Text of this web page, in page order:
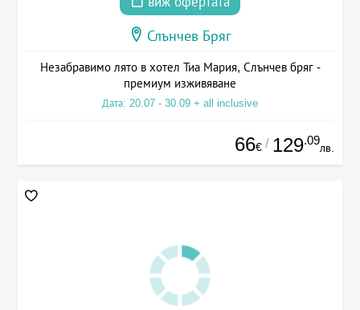
Слънчев Бряг
Незабравимо лято в хотел Тиа Мария, Слънчев бряг -
премиум изживяване
Дата: 20.07 - 30.09 + all inclusive
66€ / 129.09
лв.